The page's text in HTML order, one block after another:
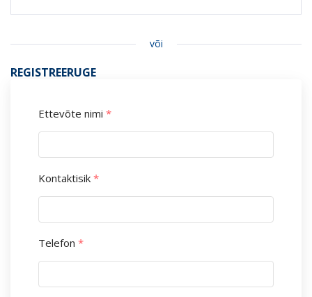
või
REGISTREERUGE
Ettevõte nimi *
Kontaktisik *
Telefon *